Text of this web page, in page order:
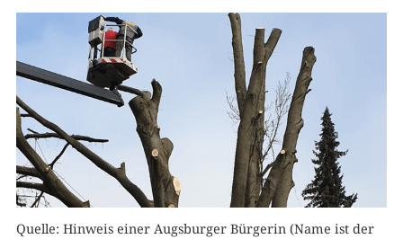
Quelle: Hinweis einer Augsburger Bürgerin (Name ist der